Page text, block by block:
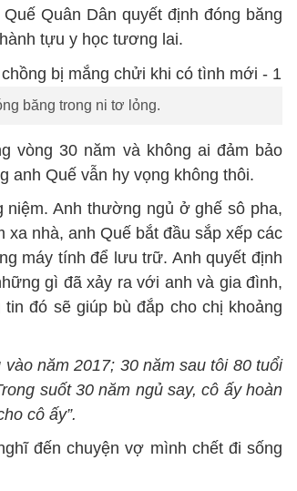
Quân Dân quyết định đóng băng
tựu y học tương lai.
băng trong ni tơ lỏng.
vòng 30 năm và không ai đảm bảo
anh Quế vẫn hy vọng không thôi.
Anh thường ngủ ở ghế sô pha,
xa nhà, anh Quế bắt đầu sắp xếp các
máy tính để lưu trữ. Anh quyết định
gì đã xảy ra với anh và gia đình,
đó sẽ giúp bù đắp cho chị khoảng
năm 2017; 30 năm sau tôi 80 tuổi
suốt 30 năm ngủ say, cô ấy hoàn
cô ấy”.
đến chuyện vợ mình chết đi sống